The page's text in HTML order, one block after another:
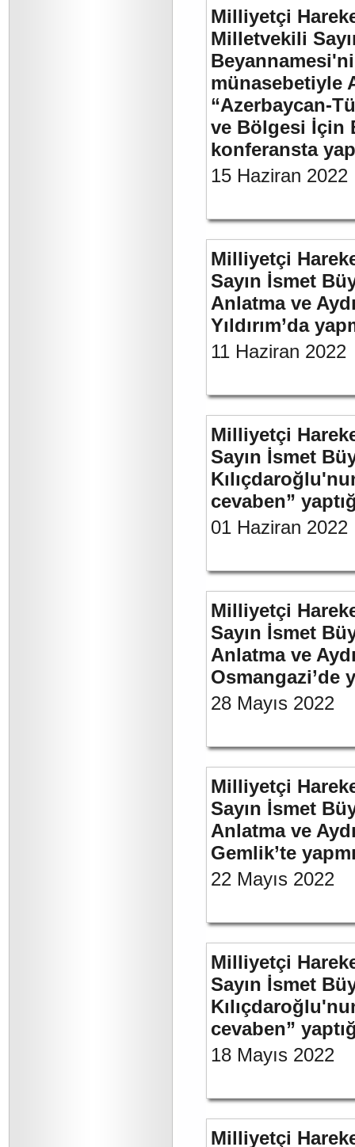
Milliyetçi
Milletvekili
münasebetiyle
“Azerbaycan-
ve Bölgesi İçin
konferansta
15 Haziran 2022
Milliyetçi
Sayın İsmet
Anlatma ve
Yıldırım’da
11 Haziran 2022
Milliyetçi
Sayın İsmet
cevaben”
01 Haziran 2022
Milliyetçi
Sayın İsmet
Anlatma ve
Osmangazi’de
28 Mayıs 2022
Milliyetçi
Sayın İsmet
Anlatma ve
Gemlik’te
22 Mayıs 2022
Milliyetçi
Sayın İsmet
cevaben”
18 Mayıs 2022
Milliyetçi